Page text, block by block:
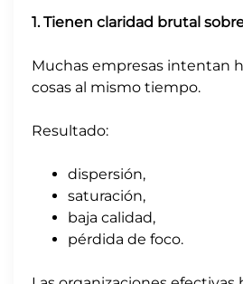
1. Tienen claridad brutal
Muchas empresas intentan
cosas al mismo tiempo.
Resultado:
dispersión,
saturación,
baja calidad,
pérdida de foco.